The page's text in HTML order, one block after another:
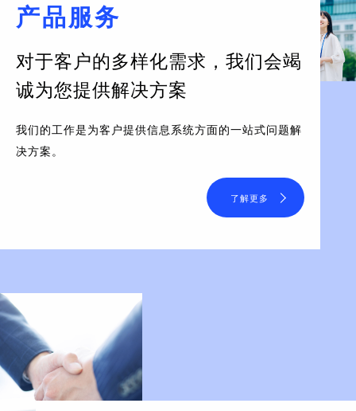
产品服务
对于客户的多样化需求， 我们会竭
诚为您提供解决方案
我们的工作是为客户提供信息系统方面的一站式问题解
决方案。
了解更多